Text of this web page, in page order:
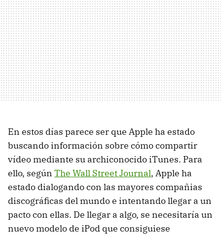
En estos días parece ser que Apple ha estado
buscando información sobre cómo compartir
vídeo mediante su archiconocido iTunes. Para
ello, según The Wall Street Journal, Apple ha
estado dialogando con las mayores compañias
discográficas del mundo e intentando llegar a un
pacto con ellas. De llegar a algo, se necesitaría un
nuevo modelo de iPod que consiguiese